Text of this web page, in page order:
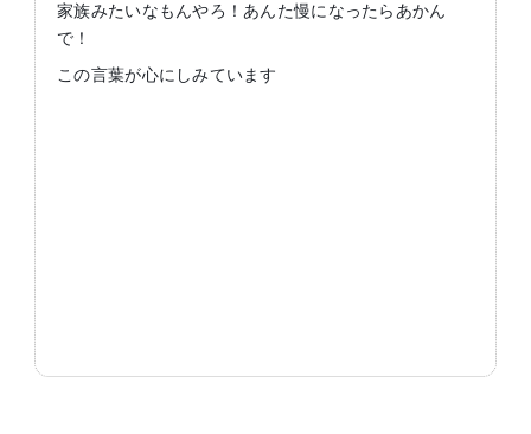
家族みたいなもんやろ！あんた慢になったらあかん
で！
この言葉が心にしみています